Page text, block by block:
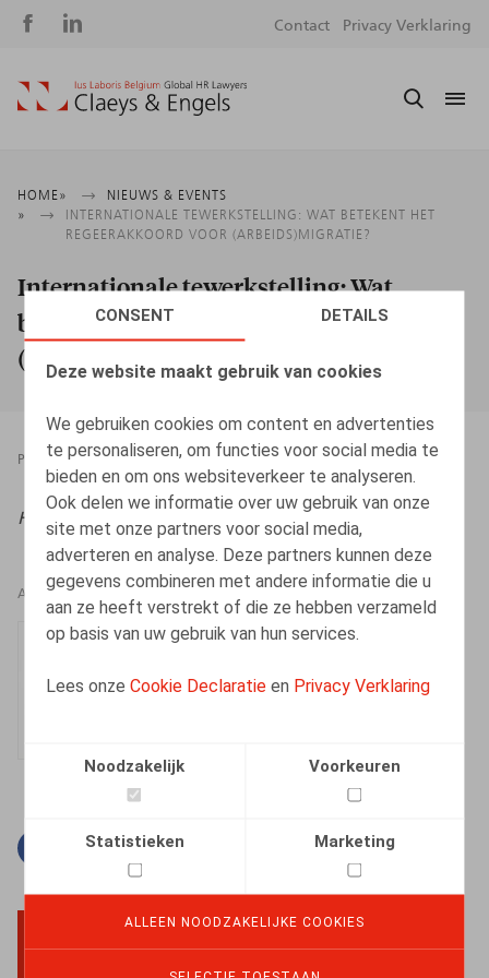
CONSENT DETAILS
Deze website maakt gebruik van cookies
We gebruiken cookies om content en advertenties
te personaliseren, om functies voor social media te
bieden en om ons websiteverkeer te analyseren.
Ook delen we informatie over uw gebruik van onze
site met onze partners voor social media,
adverteren en analyse. Deze partners kunnen deze
gegevens combineren met andere informatie die u
aan ze heeft verstrekt of die ze hebben verzameld
op basis van uw gebruik van hun services.
Lees onzeCookie Declaratie en Privacy Verklaring
Noodzakelijk Voorkeuren
Statistieken Marketing
ALLEEN NOODZAKELIJKE COOKIES
Social
Contact Privacy Verklaring
Kruimelpad
HOME
NIEUWS & EVENTS
INTERNATIONALE TEWERKSTELLING: WAT BETEKENT HET
REGEERAKKOORD VOOR (ARBEIDS)MIGRATIE?
Internationale tewerkstelling: Wat
betekent het regeerakkoord voor
(arbeids)migratie?
PRESSROOM 12.05.2025
HR.square (online),
AUTEURS
An-Julie Van Dyck
Facebook
TwitterLinkedin